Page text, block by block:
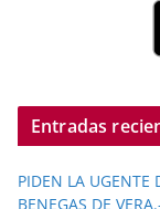
Entradas
PIDEN LA UGENTE
BENEGAS DE